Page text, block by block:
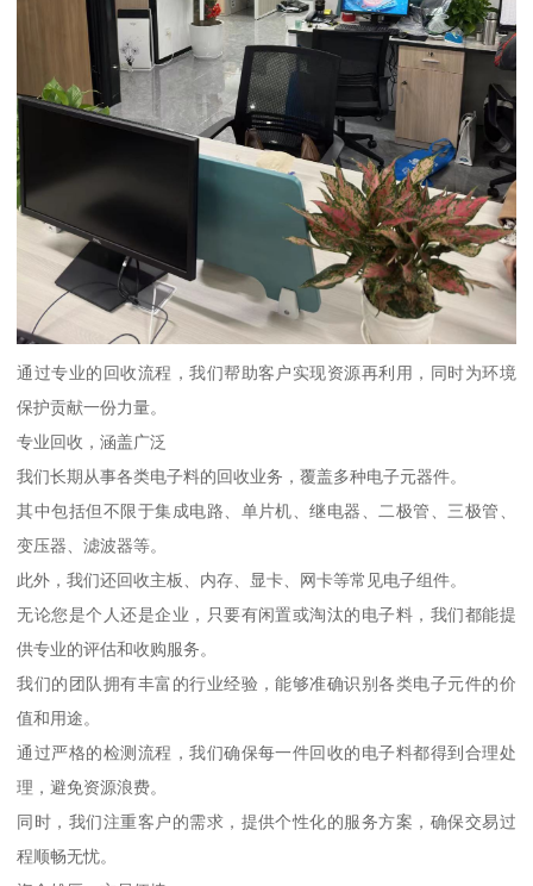
通过专业的回收流程，我们帮助客户实现资源再利用，同时为环境
保护贡献一份力量。
专业回收，涵盖广泛
我们长期从事各类电子料的回收业务，覆盖多种电子元器件。
其中包括但不限于集成电路、单片机、继电器、二极管、三极管、
变压器、滤波器等。
此外，我们还回收主板、内存、显卡、网卡等常见电子组件。
无论您是个人还是企业，只要有闲置或淘汰的电子料，我们都能提
供专业的评估和收购服务。
我们的团队拥有丰富的行业经验，能够准确识别各类电子元件的价
值和用途。
通过严格的检测流程，我们确保每一件回收的电子料都得到合理处
理，避免资源浪费。
同时，我们注重客户的需求，提供个性化的服务方案，确保交易过
程顺畅无忧。